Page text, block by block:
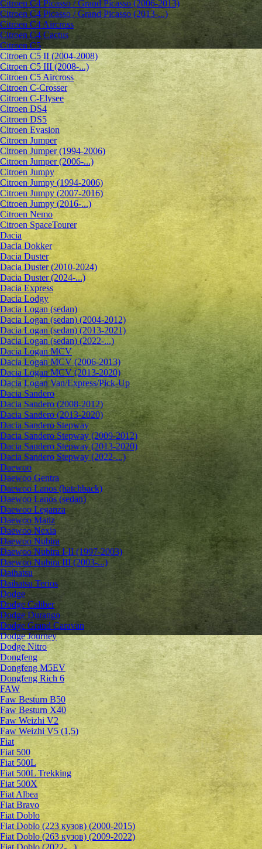
Citroen C4 Picasso / Grand Picasso (2006-2013)
Citroen C4 Picasso / Grand Picasso (2013-...)
Citroen C4 Aircross
Citroen C4 Cactus
Citroen C5
Citroen C5 II (2004-2008)
Citroen C5 III (2008-...)
Citroen C5 Aircross
Citroen C-Crosser
Citroen C-Elysee
Citroen DS4
Citroen DS5
Citroen Evasion
Citroen Jumper
Citroen Jumper (1994-2006)
Citroen Jumper (2006-...)
Citroen Jumpy
Citroen Jumpy (1994-2006)
Citroen Jumpy (2007-2016)
Citroen Jumpy (2016-...)
Citroen Nemo
Citroen SpaceTourer
Dacia
Dacia Dokker
Dacia Duster
Dacia Duster (2010-2024)
Dacia Duster (2024-...)
Dacia Express
Dacia Lodgy
Dacia Logan (sedan)
Dacia Logan (sedan) (2004-2012)
Dacia Logan (sedan) (2013-2021)
Dacia Logan (sedan) (2022-...)
Dacia Logan MCV
Dacia Logan MCV (2006-2013)
Dacia Logan MCV (2013-2020)
Dacia Logan Van/Express/Pick-Up
Dacia Sandero
Dacia Sandero (2008-2012)
Dacia Sandero (2013-2020)
Dacia Sandero Stepway
Dacia Sandero Stepway (2009-2012)
Dacia Sandero Stepway (2013-2020)
Dacia Sandero Stepway (2022-...)
Daewoo
Daewoo Gentra
Daewoo Lanos (hatchback)
Daewoo Lanos (sedan)
Daewoo Leganza
Daewoo Matiz
Daewoo Nexia
Daewoo Nubira
Daewoo Nubira I-II (1997-2003)
Daewoo Nubira III (2003-...)
Daihatsu
Daihatsu Terios
Dodge
Dodge Caliber
Dodge Durango
Dodge Grand Caravan
Dodge Journey
Dodge Nitro
Dongfeng
Dongfeng M5EV
Dongfeng Rich 6
FAW
Faw Besturn B50
Faw Besturn X40
Faw Weizhi V2
Faw Weizhi V5 (1,5)
Fiat
Fiat 500
Fiat 500L
Fiat 500L Trekking
Fiat 500X
Fiat Albea
Fiat Bravo
Fiat Doblo
Fiat Doblo (223 кузов) (2000-2015)
Fiat Doblo (263 кузов) (2009-2022)
Fiat Doblo (2022-...)